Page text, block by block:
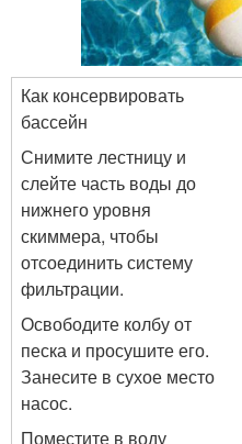
Как консервировать
бассейн
Снимите лестницу и
слейте часть воды до
нижнего уровня
скиммера, чтобы
отсоединить систему
фильтрации.
Освободите колбу от
песка и просушите его.
Занесите в сухое место
насос.
Поместите в воду